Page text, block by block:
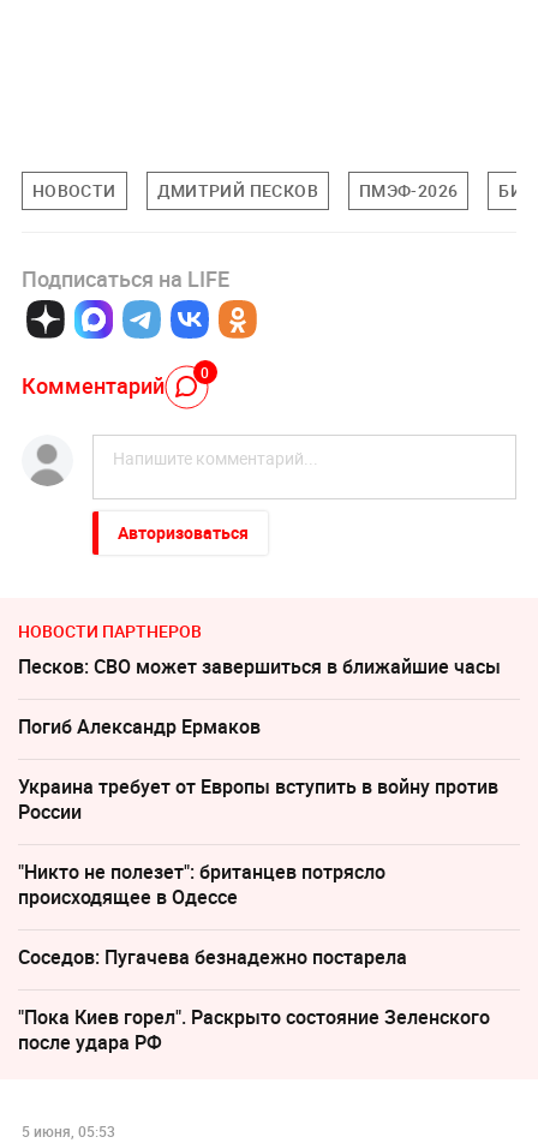
НОВОСТИ ДМИТРИЙ ПЕСКОВ ПМЭФ-2026
Подписаться на LIFE
Комментарий 0
Авторизоваться
НОВОСТИ ПАРТНЕРОВ
Песков: СВО может завершиться в ближайшие часы
Погиб Александр Ермаков
Украина требует от Европы вступить в войну против
России
"Никто не полезет": британцев потрясло
происходящее в Одессе
Соседов: Пугачева безнадежно постарела
"Пока Киев горел". Раскрыто состояние Зеленского
после удара РФ
5 июня, 05:53